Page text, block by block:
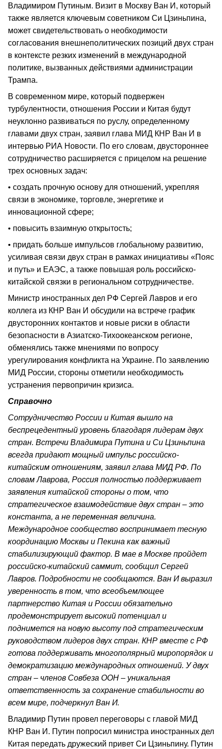
Владимиром Путиным. Визит в Москву Ван И, который
также является ключевым советником Си Цзиньпина,
может свидетельствовать о необходимости
согласования внешнеполитических позиций двух стран
в контексте резких изменений в международной
политике, вызванных действиями администрации
Трампа.
В современном мире, который подвержен
турбулентности, отношения России и Китая будут
неуклонно развиваться по руслу, определенному
главами двух стран, заявил глава МИД КНР Ван И в
интервью РИА Новости. По его словам, двустороннее
сотрудничество расширяется с прицелом на решение
трех основных задач:
• создать прочную основу для отношений, укрепляя
связи в экономике, торговле, энергетике и
инновационной сфере;
• повысить взаимную открытость;
• придать больше импульсов глобальному развитию,
усиливая связи двух стран в рамках инициативы «Пояс
и путь» и ЕАЭС, а также повышая роль российско-
китайской связки в региональном сотрудничестве.
Министр иностранных дел РФ Сергей Лавров и его
коллега из КНР Ван И обсудили на встрече график
двусторонних контактов и новые риски в области
безопасности в Азиатско-Тихоокеанском регионе,
обменялись также мнениями по вопросу
урегулирования конфликта на Украине. По заявлению
МИД России, стороны отметили необходимость
устранения первопричин кризиса.
Справочно
Сотрудничество России и Китая вышло на
беспрецедентный уровень благодаря лидерам двух
стран. Встречи Владимира Путина и Си Цзиньпина
всегда придают мощный импульс российско-
китайским отношениям, заявил глава МИД РФ. По
словам Лаврова, Россия полностью поддерживает
заявления китайской стороны о том, что
стратегическое взаимодействие двух стран – это
константа, а не переменная величина.
Международное сообщество воспринимает тесную
координацию Москвы и Пекина как важный
стабилизирующий фактор. В мае в Москве пройдет
российско-китайский саммит, сообщил Сергей
Лавров. Подробности не сообщаются. Ван И выразил
уверенность в том, что всеобъемлющее
партнерство Китая и России обязательно
продемонстрирует высокий потенциал и
поднимется на новую высоту под стратегическим
руководством лидеров двух стран. КНР вместе с РФ
готова поддерживать многополярный миропорядок и
демократизацию международных отношений. У двух
стран – членов Совбеза ООН – уникальная
ответственность за сохранение стабильности во
всем мире, подчеркнул Ван И.
Владимир Путин провел переговоры с главой МИД
КНР Ван И. Путин попросил министра иностранных дел
Китая передать дружеский привет Си Цзиньпину. Путин